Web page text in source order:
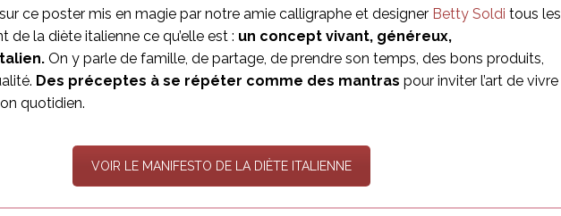
ce poster mis en magie par notre amie calligraphe et designer Betty Soldi tous les
de la diète italienne ce qu’elle est : un concept vivant, généreux,
On y parle de famille, de partage, de prendre son temps, des bons produits,
Des préceptes à se répéter comme des mantraspour inviter l’art de vivre
quotidien.
VOIR LE MANIFESTO DE LA DIÈTE ITALIENNE